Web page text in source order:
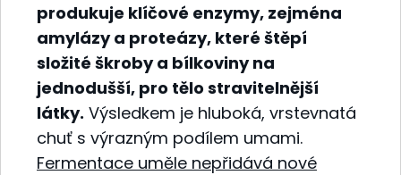
produkuje klíčové enzymy, zejména
amylázy a proteázy, které štěpí
složité škroby a bílkoviny na
jednodušší, pro tělo stravitelnější
látky. Výsledkem je hluboká, vrstevnatá
chuť s výrazným podílem umami.
Fermentace uměle nepřidává nové